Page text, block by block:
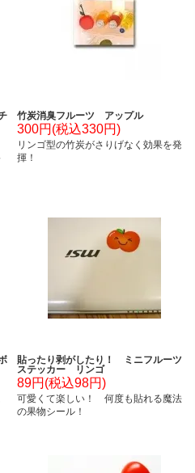
竹炭消臭フルーツ アップル
300円(税込330円)
リンゴ型の竹炭がさりげなく効果を発
揮！
貼ったり剥がしたり！ ミニフルーツ
ステッカー リンゴ
89円(税込98円)
可愛くて楽しい！ 何度も貼れる魔法
の果物シール！